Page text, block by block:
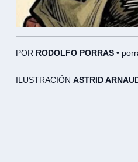
POR RODOLFO PORRAS •
ILUSTRACIÓN ASTRID